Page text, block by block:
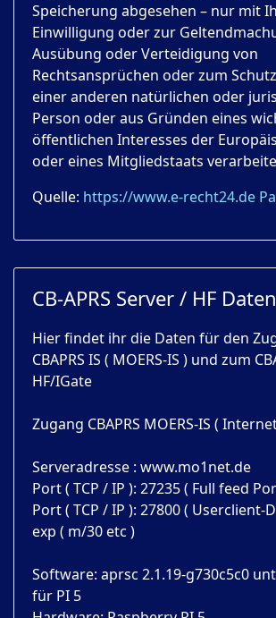
Speicherung abgesehen – nur mit
Einwilligung oder zur
Ausübung oder Verteidigung von
Rechtsansprüchen oder zum
einer anderen natürlichen oder
Person oder aus Gründen eines
öffentlichen Interesses der
oder eines Mitgliedstaats
Quelle: https://www.e-recht24.de
CB-APRS Server / HF Daten
Hier findet ihr die Daten für den
CBAPRS IS ( MOERS-IS ) und zum
HF/IGate
Zugang CBAPRS MOERS-IS (
Serveradresse : www.mo1net.de
Port ( TCP / IP ): 27235 ( Full feed
Port ( TCP / IP ): 27800 ( Userclient-
exp ( m/30 etc )
Software: aprsc 2.1.19-g730c5c0
für PI 5